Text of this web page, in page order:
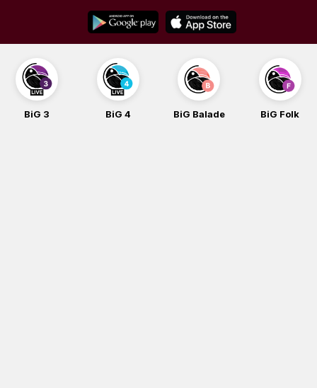
content
BiG 3 BiG 4 BiG Balade BiG Folk